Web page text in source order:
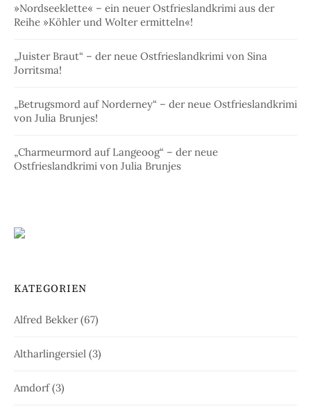
»Nordseeklette« – ein neuer Ostfrieslandkrimi aus der
Reihe »Köhler und Wolter ermitteln«!
„Juister Braut“ – der neue Ostfrieslandkrimi von Sina
Jorritsma!
„Betrugsmord auf Norderney“ – der neue Ostfrieslandkrimi
von Julia Brunjes!
„Charmeurmord auf Langeoog“ – der neue
Ostfrieslandkrimi von Julia Brunjes
KATEGORIEN
Alfred Bekker(67)
Altharlingersiel (3)
Amdorf(3)